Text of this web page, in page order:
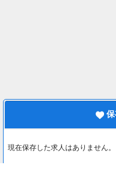
現在保存した求人はありません。